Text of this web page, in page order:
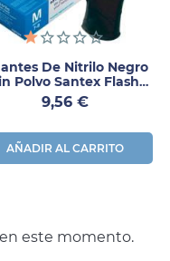
De Nitrilo Negro
Polvo Santex Flash
Black Talla XL 100 Uds
Precio
9,56 €
AÑADIR AL CARRITO
este momento.